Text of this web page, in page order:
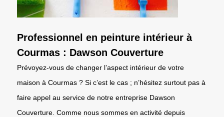
Professionnel en peinture intérieur à
Courmas : Dawson Couverture
Prévoyez-vous de changer l’aspect intérieur de votre
maison à Courmas ? Si c’est le cas ; n’hésitez surtout pas à
faire appel au service de notre entreprise Dawson
Couverture. Comme nous sommes en activité depuis